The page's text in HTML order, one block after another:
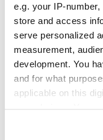
e.g. your IP-
store and access
serve personalized
measurement,
development. You
and for what
applicable on this
kraven i ESRS.
verksamheten och
några väsentliga
bedömningen.
position inom
identifieringen av